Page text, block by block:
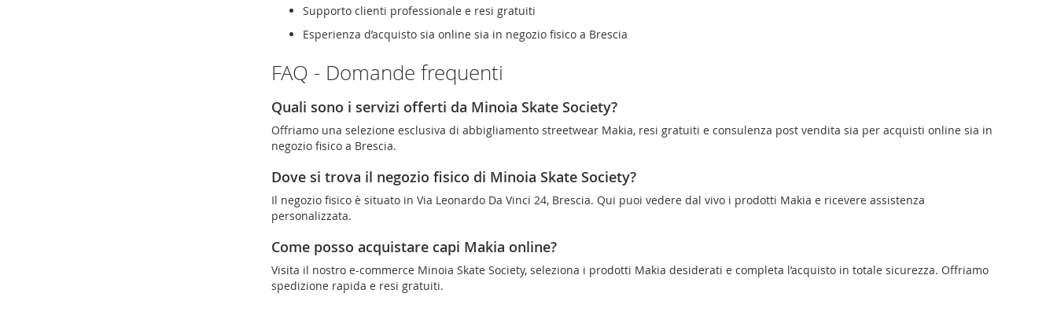
Supporto clienti professionale e resi gratuiti
Esperienza d’acquisto sia online sia in negozio fisico a Brescia
FAQ - Domande frequenti
Quali sono i servizi offerti da Minoia Skate Society?
Offriamo una selezione esclusiva di abbigliamento streetwear Makia, resi gratuiti e consulenza post vendita sia per acquisti online sia in
negozio fisico a Brescia.
Dove si trova il negozio fisico di Minoia Skate Society?
Il negozio fisico è situato in Via Leonardo Da Vinci 24, Brescia. Qui puoi vedere dal vivo i prodotti Makia e ricevere assistenza
personalizzata.
Come posso acquistare capi Makia online?
Visita il nostro e-commerce Minoia Skate Society, seleziona i prodotti Makia desiderati e completa l’acquisto in totale sicurezza. Offriamo
spedizione rapida e resi gratuiti.